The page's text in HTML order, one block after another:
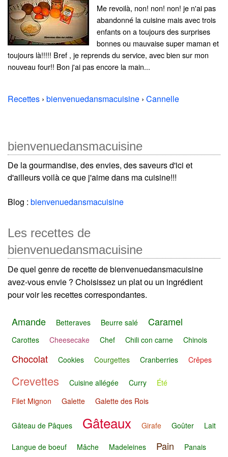
Me revoilà, non! non! non! je n'ai pas
abandonné la cuisine mais avec trois
enfants on a toujours des surprises
bonnes ou mauvaise super maman et
toujours là!!!!! Bref , je reprends du service, avec bien sur mon
nouveau four!! Bon j'ai pas encore la main...
Recettes › bienvenuedansmacuisine › Cannelle
bienvenuedansmacuisine
De la gourmandise, des envies, des saveurs d'ici et
d'ailleurs voilà ce que j'aime dans ma cuisine!!!
Blog : bienvenuedansmacuisine
Les recettes de
bienvenuedansmacuisine
De quel genre de recette de bienvenuedansmacuisine
avez-vous envie ? Choisissez un plat ou un ingrédient
pour voir les recettes correspondantes.
Amande Betteraves Beurre salé Caramel
Carottes Cheesecake Chef Chili con carne Chinois
Chocolat Cookies Courgettes Cranberries Crêpes
Crevettes Cuisine allégée Curry
Été
Filet Mignon
Galette Galette des Rois
Gâteau de Pâques Gâteaux Girafe Goûter Lait
Langue de boeuf Mâche Madeleines Pain Panais